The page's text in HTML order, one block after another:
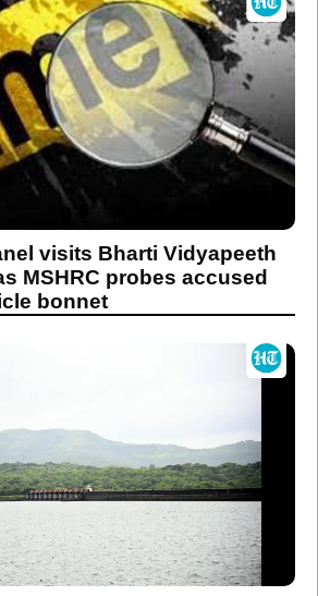
visits Bharti Vidyapeeth
MSHRC probes accused
bonnet